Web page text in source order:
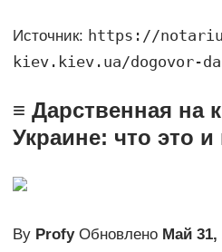
Источник: https://
kiev.kiev.ua/dogovor-
≡ Дарственная на
Украине: что это
By ProfyОбновлено Май 31,